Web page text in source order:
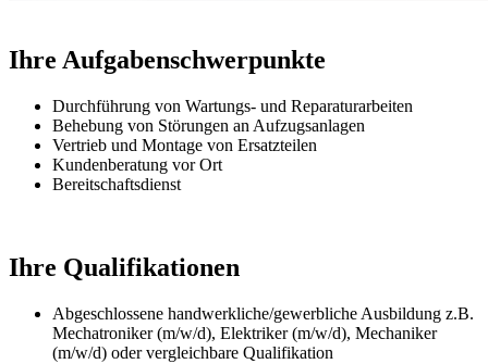
Ihre Aufgabenschwerpunkte
Durchführung von Wartungs- und Reparaturarbeiten
Behebung von Störungen an Aufzugsanlagen
Vertrieb und Montage von Ersatzteilen
Kundenberatung vor Ort
Bereitschaftsdienst
Ihre Qualifikationen
Abgeschlossene handwerkliche/gewerbliche Ausbildung z.B.
Mechatroniker (m/w/d), Elektriker (m/w/d), Mechaniker
(m/w/d) oder vergleichbare Qualifikation